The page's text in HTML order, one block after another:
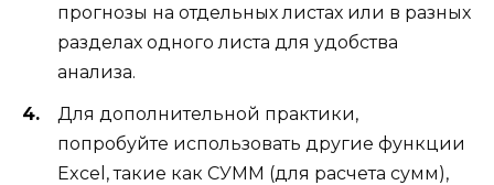
прогнозы на отдельных листах или в разных
разделах одного листа для удобства
анализа.
Для дополнительной практики,
попробуйте использовать другие функции
Excel, такие как СУММ (для расчета сумм),